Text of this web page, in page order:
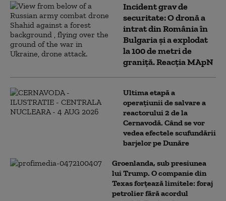
Incident grav de
securitate: O dronă a
intrat din România în
Bulgaria şi a explodat
la 100 de metri de
graniţă. Reacția MApN
Ultima etapă a
operațiunii de salvare a
reactorului 2 de la
Cernavodă. Când se vor
vedea efectele scufundării
barjelor pe Dunăre
Groenlanda, sub presiunea
lui Trump. O companie din
Texas forțează limitele: foraj
petrolier fără acordul